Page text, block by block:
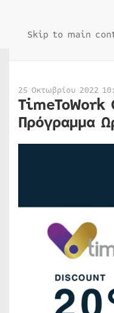
Skip to main
25 Οκτωβρίου 2022
Πρόγραμμα